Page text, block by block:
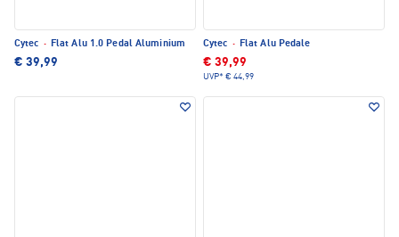
Cytec · Flat Alu 1.0 Pedal Aluminium
€ 39,99
Cytec · Flat Alu Pedale
€ 39,99
UVP* € 44,99